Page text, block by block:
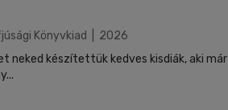
Könyvkiad | 2026
neked készítettük kedves kisdiák, aki már